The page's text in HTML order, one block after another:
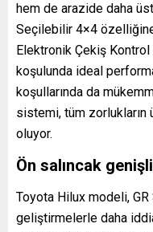
hem de arazide daha
Seçilebilir 4×4
Elektronik Çekiş
koşulunda ideal
koşullarında da
sistemi, tüm zorlukların
oluyor.
Ön salıncak
Toyota Hilux modeli, GR
geliştirmelerle daha